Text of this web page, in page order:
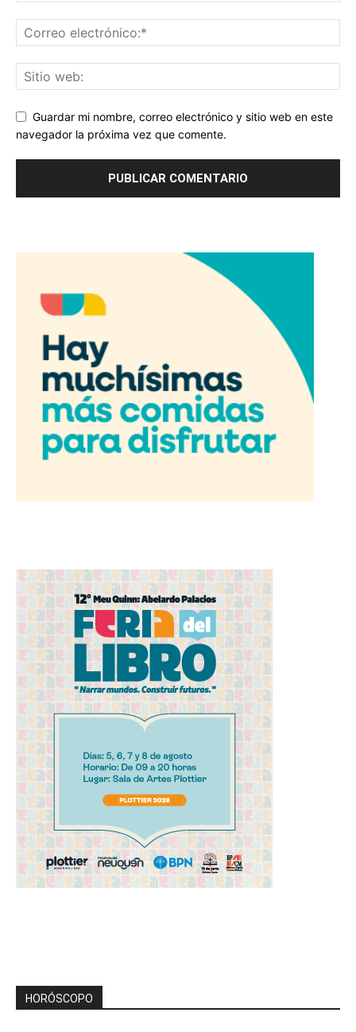
Guardar mi nombre, correo electrónico y sitio web en este
navegador la próxima vez que comente.
HORÓSCOPO